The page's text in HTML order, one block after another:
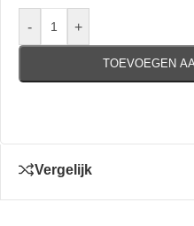
- +
TOEVOEGEN
Vergelijk